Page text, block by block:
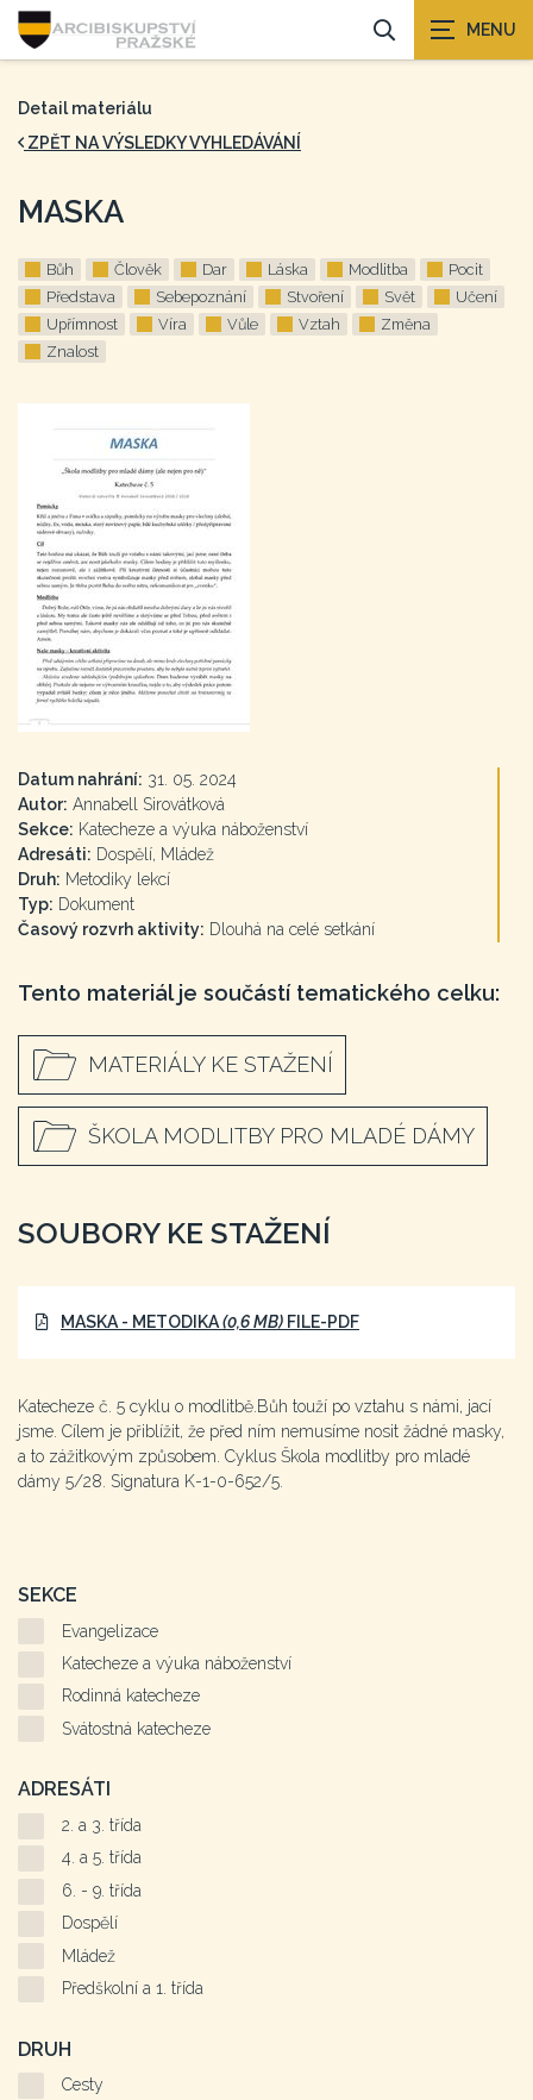
Detail materiálu
ZPĚT NA VÝSLEDKY VYHLEDÁVÁNÍ
MASKA
Bůh Člověk Dar Láska Modlitba
Pocit
Představa
Sebepoznání Stvoření Svět
Učení
Upřímnost
Víra Vůle Vztah
Změna
Znalost
Datum nahrání: 31. 05. 2024
Autor: Annabell Sirovátková
Sekce: Katecheze a výuka náboženství
Adresáti: Dospělí, Mládež
Druh: Metodiky lekcí
Typ: Dokument
Časový rozvrh aktivity: Dlouhá na celé setkání
Tento materiál je součástí tematického celku:
MATERIÁLY KE STAŽENÍ
ŠKOLA MODLITBY PRO MLADÉ DÁMY
SOUBORY KE STAŽENÍ
MASKA - METODIKA(0,6 MB) FILE-PDF
Katecheze č. 5 cyklu o modlitbě.Bůh touží po vztahu s námi, jací
jsme. Cílem je přiblížit, že před ním nemusíme nosit žádné masky,
a to zážitkovým způsobem. Cyklus Škola modlitby pro mladé
dámy 5/28. Signatura K-1-0-652/5.
SEKCE
Evangelizace
Katecheze a výuka náboženství
Rodinná katecheze
Svátostná katecheze
ADRESÁTI
2. a 3. třída
4. a 5. třída
6. - 9. třída
Dospělí
Mládež
Předškolní a 1. třída
DRUH
Cesty